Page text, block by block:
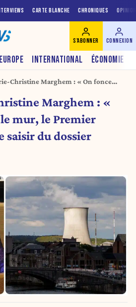
CARTE BLANCHE CHRONIQUES
EUROPE INTERNATIONAL ÉCONOMIE
S'ABONNER CONNEXION
Christine Marghem : « On fonce
du dossier nucléaire »Marghem : «
mur, le Premier
saisir du dossier